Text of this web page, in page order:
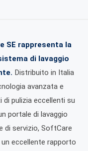
SE rappresenta la
di lavaggio
Distribuito in Italia
avanzata e
pulizia eccellenti su
portale di lavaggio
di servizio, SoftCare
eccellente rapporto